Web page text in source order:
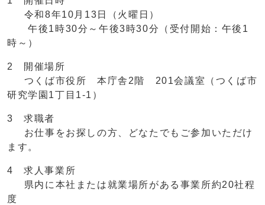
令和8年10月13日（火曜日）
午後1時30分～午後3時30分（受付開始：午後1
時～）
2 開催場所
つくば市役所 本庁舎2階 201会議室（つくば市
研究学園1丁目1-1）
3 求職者
お仕事をお探しの方、どなたでもご参加いただけ
ます。
4 求人事業所
県内に本社または就業場所がある事業所約20社程
度